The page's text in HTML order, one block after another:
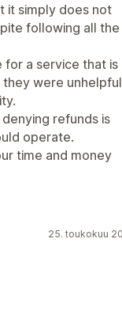
it simply does not
following all the
a service that is
were unhelpful
refunds is
operate.
time and money
25. toukokuu